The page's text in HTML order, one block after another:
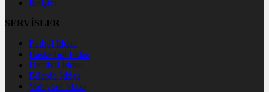
İletişim
SERVİSLER
Futbol İddaa
Basketbol İddaa
Hentbol İddaa
Bilardo İddaa
Voleybol İddaa